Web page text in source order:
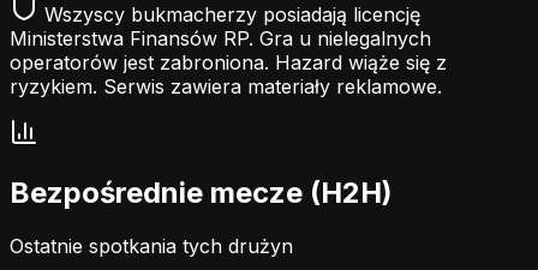
Wszyscy bukmacherzy posiadają licencję
Ministerstwa Finansów RP. Gra u nielegalnych
operatorów jest zabroniona. Hazard wiąże się z
ryzykiem. Serwis zawiera materiały reklamowe.
Bezpośrednie mecze (H2H)
Ostatnie spotkania tych drużyn